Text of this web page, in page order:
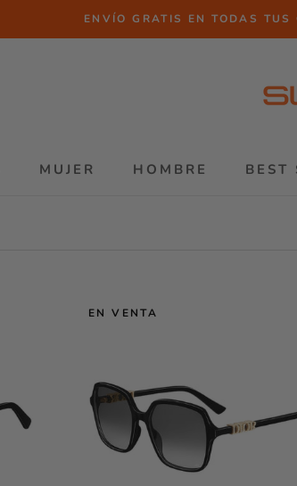
ENVÍO GRATIS EN TODAS
MUJER
HOMBRE
BEST
EN VENTA